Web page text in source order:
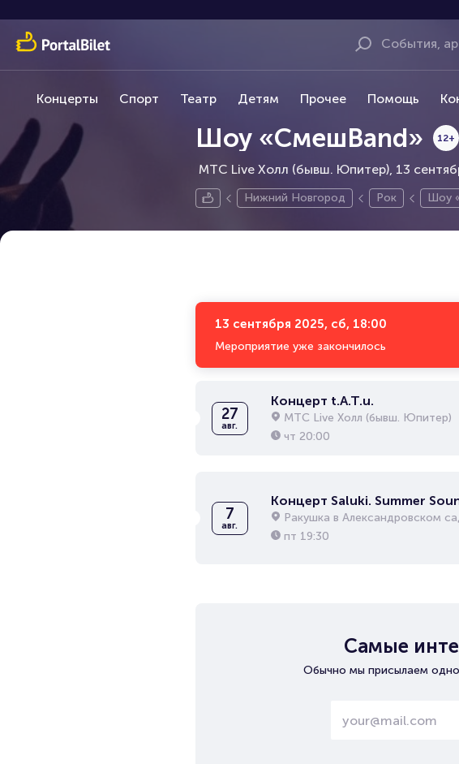
Концерты Спорт Театр Детям Прочее Помощь
Шоу «СмешBand»
МТС Live Холл (бывш. Юпитер), 13
12+
Нижний Новгород Рок Шоу
13 сентября 2025, сб, 18:00
Мероприятие уже закончилось
27
авг.
Концерт t.A.T.u.
МТС Live Холл (бывш. Юпитер)
чт 20:00
7
авг.
Концерт Saluki. Summer
Ракушка в Александровском
пт 19:30
Самые
Обычно мы присылаем